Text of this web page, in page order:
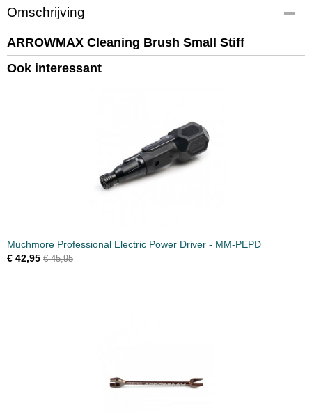
Productcode
AM-199534
EAN code
Productcode leverancier
Omschrijving
ARROWMAX Cleaning Brush Small Stiff
Ook interessant
Muchmore Professional Electric Power Driver - MM-PEPD
€ 42,95 € 45,95